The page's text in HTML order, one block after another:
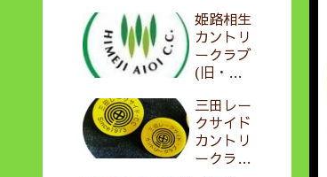
ろいゴル
フ
姫路相生
カントリ
ークラブ
(旧・西
フ倶楽
部）in
おもろい
ゴルフ
三田レー
クサイド
カントリ
ークラブ